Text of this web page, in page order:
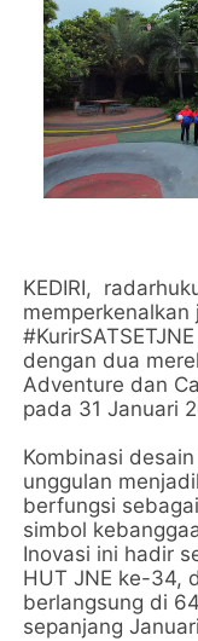
KEDIRI,
dengan dua
Adventure dan
pada 31 Januari
Kombinasi
unggulan
berfungsi
simbol
Inovasi ini hadir
HUT JNE ke-34,
berlangsung di
sepanjang